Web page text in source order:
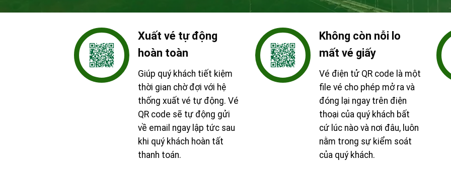
Xuất vé tự động
hoàn toàn
Giúp quý khách tiết kiệm
thời gian chờ đợi với hệ
thống xuất vé tự động. Vé
QR code sẽ tự động gửi
về email ngay lập tức sau
khi quý khách hoàn tất
thanh toán.
Không còn nỗi lo
mất vé giấy
Vé điện tử QR code là một
file vé cho phép mở ra và
đóng lại ngay trên điện
thoại của quý khách bất
cứ lúc nào và nơi đâu, luôn
nằm trong sự kiểm soát
của quý khách.